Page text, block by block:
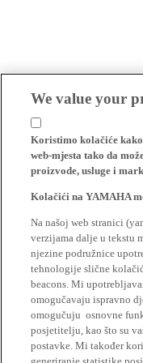
We value your
Koristimo kolačiće
web-mjesta tako da
proizvode, usluge i
Kolačići na YAMAHA
Na našoj web stranici
verzijama dalje u tekstu
njezine podružnice
tehnologije slične
beacons. Mi
omogučavaju ispravno
omogučuju osnovne
posjetitelju, kao što su
postavke. Mi također